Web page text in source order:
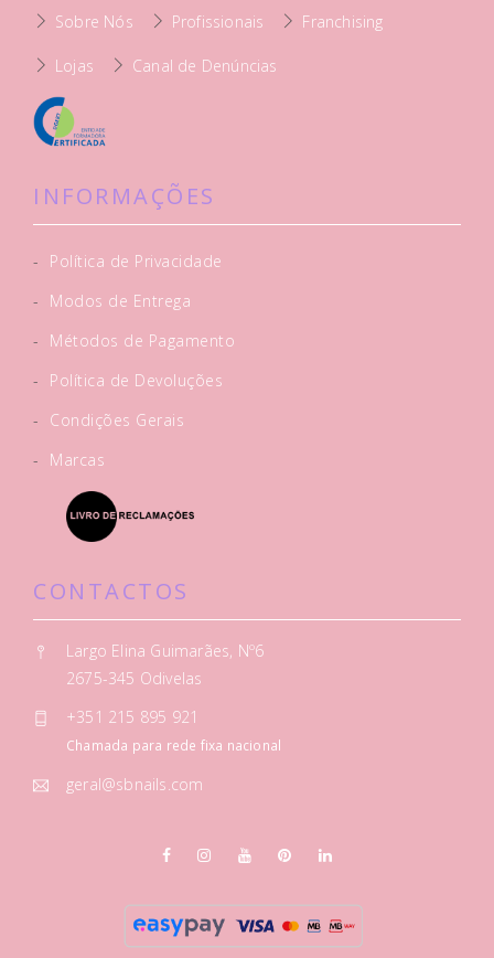
Sobre Nós Profissionais Franchising
Lojas Canal de Denúncias
INFORMAÇÕES
-
Política de Privacidade
-
Modos de Entrega
-
Métodos de Pagamento
-
Política de Devoluções
-
Condições Gerais
-
Marcas
CONTACTOS
Largo Elina Guimarães, Nº6
2675-345 Odivelas
+351 215 895 921
Chamada para rede fixa nacional
geral@sbnails.com